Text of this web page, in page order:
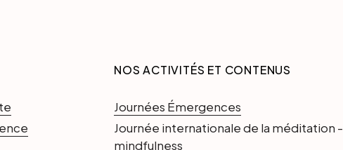
NOS ACTIVITÉS ET CONTENUS
Journées Émergences
Journée internationale de la méditation -
mindfulness